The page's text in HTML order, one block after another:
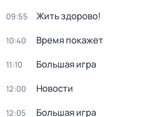
09:55 Жить здорово!
10:40 Время покажет
11:10 Большая игра
12:00 Новости
12:05 Большая игра